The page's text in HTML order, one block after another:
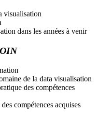
visualisation
dans les années à venir
de la data visualisation
des compétences
compétences acquises